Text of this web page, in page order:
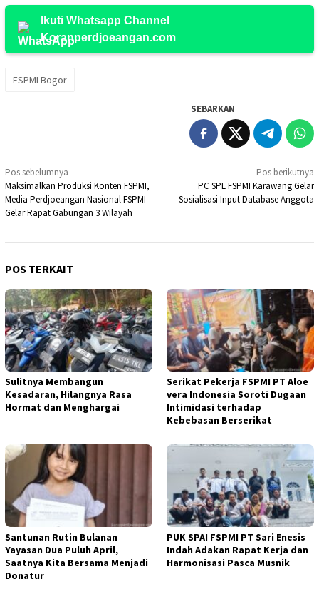
Ikuti Whatsapp Channel
Koranperdjoeangan.com
FSPMI Bogor
SEBARKAN
Navigasi
pos
Pos sebelumnya
Maksimalkan Produksi Konten FSPMI,
Media Perdjoeangan Nasional FSPMI
Gelar Rapat Gabungan 3 Wilayah
Pos berikutnya
PC SPL FSPMI Karawang Gelar
Sosialisasi Input Database Anggota
POS TERKAIT
Sulitnya Membangun
Kesadaran, Hilangnya Rasa
Hormat dan Menghargai
Serikat Pekerja FSPMI PT Aloe
vera Indonesia Soroti Dugaan
Intimidasi terhadap
Kebebasan Berserikat
Santunan Rutin Bulanan
Yayasan Dua Puluh April,
Saatnya Kita Bersama Menjadi
Donatur
PUK SPAI FSPMI PT Sari Enesis
Indah Adakan Rapat Kerja dan
Harmonisasi Pasca Musnik